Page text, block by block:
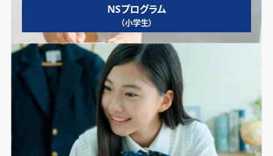
NSプログラム
（小学生）